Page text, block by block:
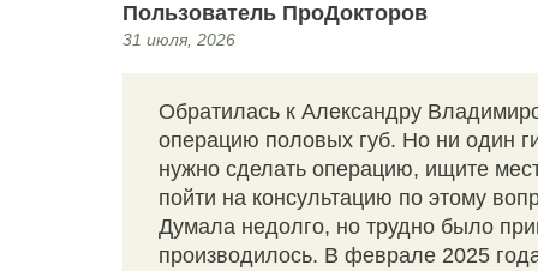
Пользователь ПроДокторов
31 июля, 2026
Обратилась к Александру
операцию половых губ. Но ни один
нужно сделать операцию, ищите
пойти на консультацию по этому
Думала недолго, но трудно было
производилось. В феврале 2025